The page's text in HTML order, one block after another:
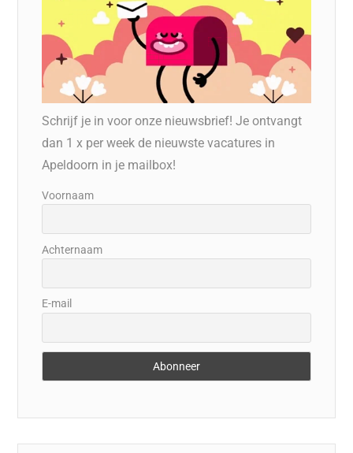
Schrijf je in voor onze nieuwsbrief! Je ontvangt
dan 1 x per week de nieuwste vacatures in
Apeldoorn in je mailbox!
Voornaam
Achternaam
E-mail